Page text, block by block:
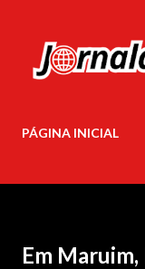
PÁGINA INICIAL
Em